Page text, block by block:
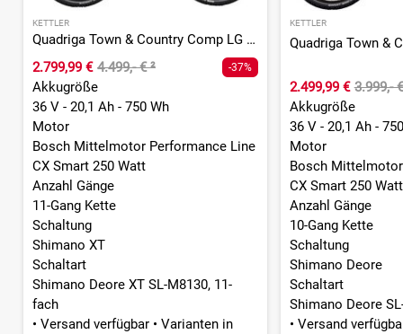
KETTLER
Quadriga Town & Country Comp LG (750) - 750 Wh - 27,5 Zoll - Tiefeinsteiger
2.799,99 € 4.499,- €² -37%
Akkugröße
36 V - 20,1 Ah - 750 Wh
Motor
Bosch Mittelmotor Performance Line
CX Smart 250 Watt
Anzahl Gänge
11-Gang Kette
Schaltung
Shimano XT
Schaltart
Shimano Deore XT SL-M8130, 11-
fach
• Versand verfügbar • Varianten in
KETTLER
2.499,99 € 3.999,-
Akkugröße
36 V - 20,1 Ah -
Motor
Bosch
CX Smart 250 Watt
Anzahl Gänge
10-Gang Kette
Schaltung
Shimano Deore
Schaltart
Shimano Deore
• Versand